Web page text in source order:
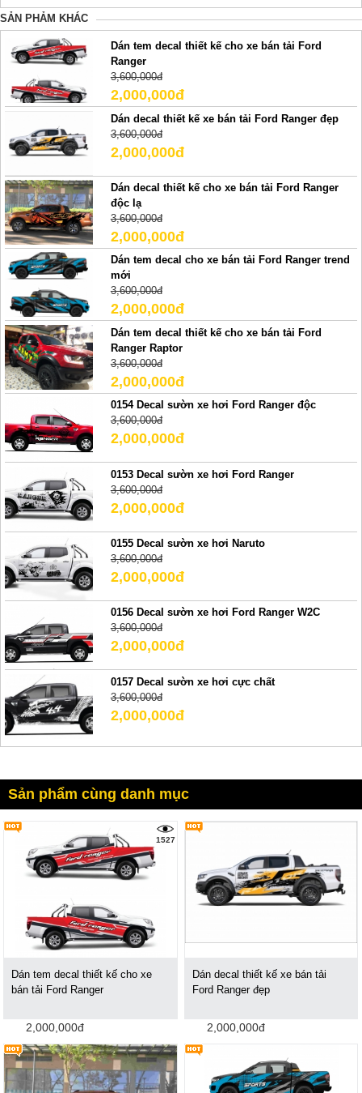
SẢN PHẢM KHÁC
Dán tem decal thiết kế cho xe bán tải Ford
Ranger
3,600,000đ
2,000,000đ
Dán decal thiết kế xe bán tải Ford Ranger đẹp
3,600,000đ
2,000,000đ
Dán decal thiết kế cho xe bán tải Ford Ranger
độc lạ
3,600,000đ
2,000,000đ
Dán tem decal cho xe bán tải Ford Ranger trend
mới
3,600,000đ
2,000,000đ
Dán tem decal thiết kế cho xe bán tải Ford
Ranger Raptor
3,600,000đ
2,000,000đ
0154 Decal sườn xe hơi Ford Ranger độc
3,600,000đ
2,000,000đ
0153 Decal sườn xe hơi Ford Ranger
3,600,000đ
2,000,000đ
0155 Decal sườn xe hơi Naruto
3,600,000đ
2,000,000đ
0156 Decal sườn xe hơi Ford Ranger W2C
3,600,000đ
2,000,000đ
0157 Decal sườn xe hơi cực chất
3,600,000đ
2,000,000đ
Sản phẩm cùng danh mục
1527
Dán tem decal thiết kế cho xe
bán tải Ford Ranger
2,000,000đ
Dán decal thiết kế xe bán tải
Ford Ranger đẹp
2,000,000đ